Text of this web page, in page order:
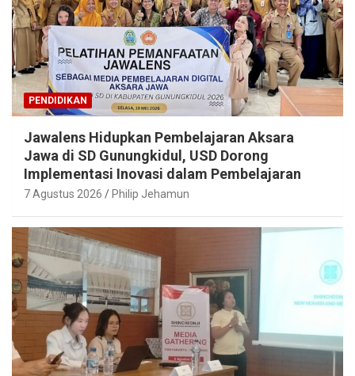
PENDIDIKAN
Jawalens Hidupkan Pembelajaran Aksara
Jawa di SD Gunungkidul, USD Dorong
Implementasi Inovasi dalam Pembelajaran
7 Agustus 2026 Philip Jehamun